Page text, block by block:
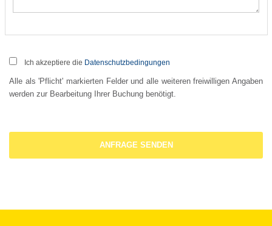
Ich akzeptiere die Datenschutzbedingungen
Alle als 'Pflicht' markierten Felder und alle weiteren freiwilligen Angaben
werden zur Bearbeitung Ihrer Buchung benötigt.